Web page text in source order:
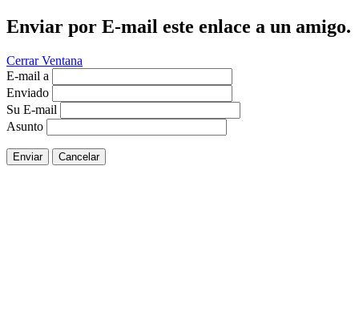
Enviar por E-mail este enlace a un amigo.
Cerrar Ventana
E-mail a
Enviado
Su E-mail
Asunto
Enviar Cancelar